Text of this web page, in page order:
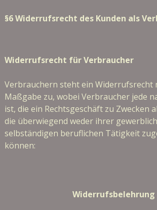
§6 Widerrufsrecht des Kunden als
Widerrufsrecht für Verbraucher
Verbrauchern steht ein Widerrufsrecht
Maßgabe zu, wobei Verbraucher jede
ist, die ein Rechtsgeschäft zu Zwecken
die überwiegend weder ihrer
selbständigen beruflichen Tätigkeit
können:
Widerrufsbelehrung